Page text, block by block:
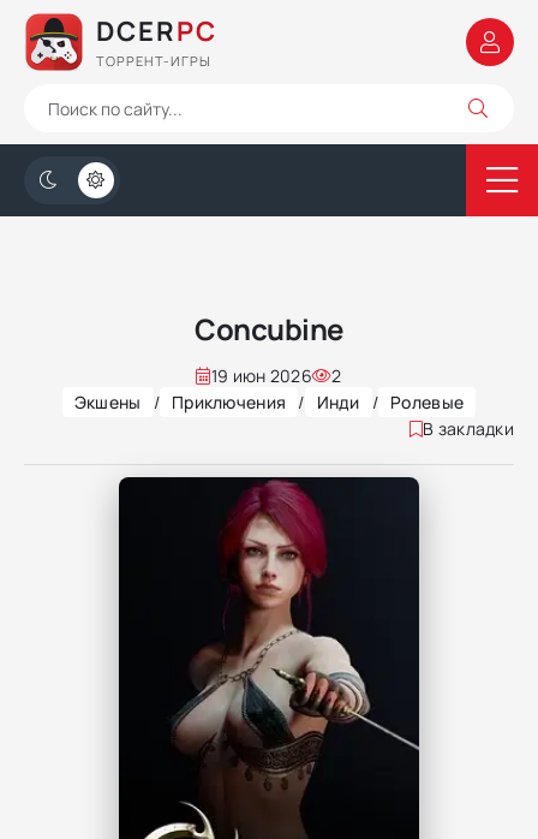
DCERPC
ТОРРЕНТ-ИГРЫ
Concubine
19 июн 2026
2
Экшены
/ Приключения / Инди / Ролевые
В закладки